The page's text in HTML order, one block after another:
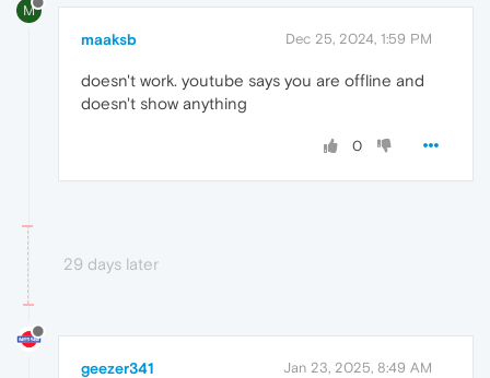
M
maaksb Dec 25, 2024, 1:59 PM
doesn't work. youtube says you are offline and
doesn't show anything
0
29 days later
geezer341 Jan 23, 2025, 8:49 AM